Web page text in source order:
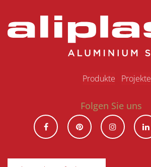
Produkte Projekte
Folgen Sie uns